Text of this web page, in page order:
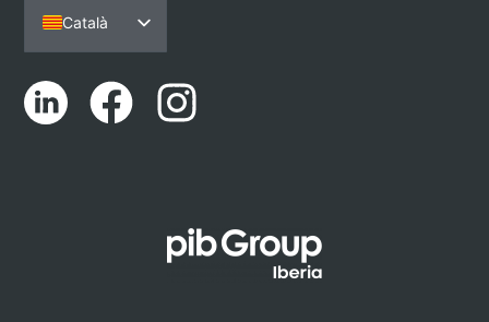
Català
Español
Português